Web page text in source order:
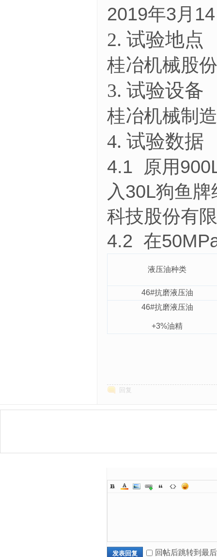
2019年3月
2. 试验地点
桂冶机械股
3. 试验设备
桂冶机械制
4. 试验数据
4.1 原用
入30L狗鱼
科技股份有
4.2 在
液压油种类
46#抗磨液压油
46#抗磨液压油
+3%油精
回复
发表回复 回帖后跳转到最